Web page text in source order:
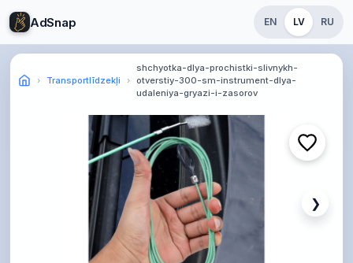
AdSnap EN LV RU
Transportlīdzekļi
shchyotka-dlya-prochistki-slivnykh-
otverstiy-300-sm-instrument-dlya-
udaleniya-gryazi-i-zasorov
❯